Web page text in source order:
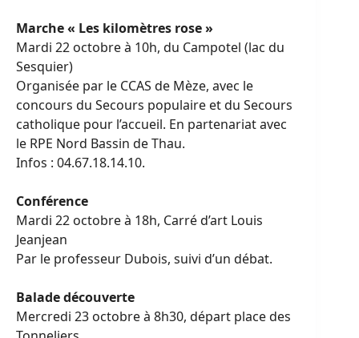
Marche « Les kilomètres rose »
Mardi 22 octobre à 10h, du Campotel (lac du
Sesquier)
Organisée par le CCAS de Mèze, avec le
concours du Secours populaire et du Secours
catholique pour l’accueil. En partenariat avec
le RPE Nord Bassin de Thau.
Infos : 04.67.18.14.10.
Conférence
Mardi 22 octobre à 18h, Carré d’art Louis
Jeanjean
Par le professeur Dubois, suivi d’un débat.
Balade découverte
Mercredi 23 octobre à 8h30, départ place des